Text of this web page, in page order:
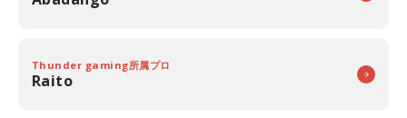
Thunder gaming所属プロ
Raito